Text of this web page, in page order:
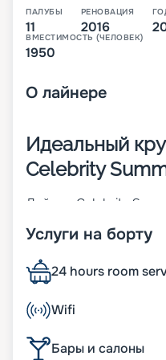
ПАЛУБЫ
11
РЕНОВАЦИЯ
2016
ВМЕСТИМОСТЬ (ЧЕЛОВЕК)
1950
О лайнере
Идеальный
Celebrity
Лайнер Celebrity
году и прошло
максимальную
корабле
могут разместиться
гостей ожидает:
• хорошо
Услуги на борту
24 hours room
Wifi
Бары и салоны